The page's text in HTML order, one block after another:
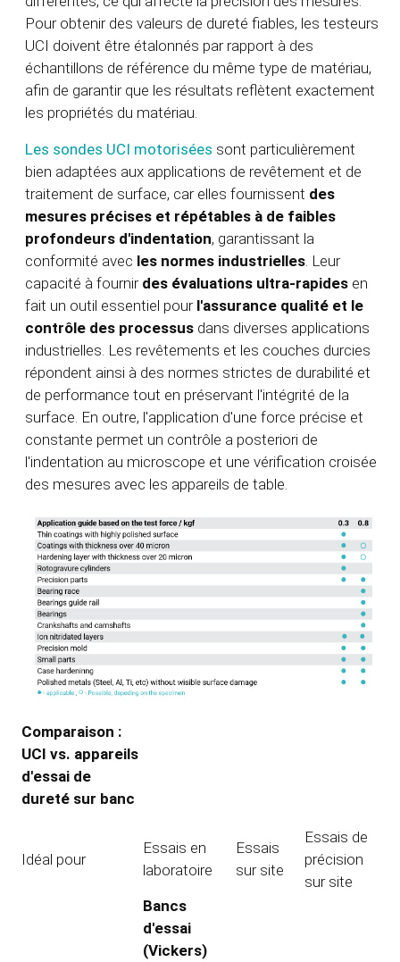
Pour obtenir des valeurs de dureté fiables, les testeurs
UCI doivent être étalonnés par rapport à des
échantillons de référence du même type de matériau,
afin de garantir que les résultats reflètent exactement
les propriétés du matériau.
Les sondes UCI motorisées sont particulièrement
bien adaptées aux applications de revêtement et de
traitement de surface, car elles fournissent des
mesures précises et répétables à de faibles
profondeurs d'indentation, garantissant la
conformité avec les normes industrielles. Leur
capacité à fournir des évaluations ultra-rapides en
fait un outil essentiel pour l'assurance qualité et le
contrôle des processus dans diverses applications
industrielles. Les revêtements et les couches durcies
répondent ainsi à des normes strictes de durabilité et
de performance tout en préservant l'intégrité de la
surface. En outre, l'application d'une force précise et
constante permet un contrôle a posteriori de
l'indentation au microscope et une vérification croisée
des mesures avec les appareils de table.
Comparaison :
UCI vs. appareils
d'essai de
dureté sur banc
Idéal pour
Essais en
laboratoire
Essais
sur site
Essais de
précision
sur site
Bancs
d'essai
(Vickers)